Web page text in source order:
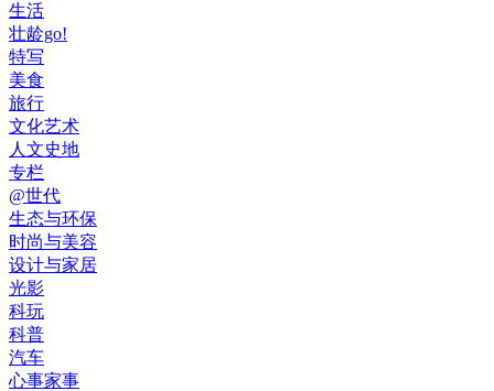
生活
壮龄go!
特写
美食
旅行
文化艺术
人文史地
专栏
@世代
生态与环保
时尚与美容
设计与家居
光影
科玩
科普
汽车
心事家事